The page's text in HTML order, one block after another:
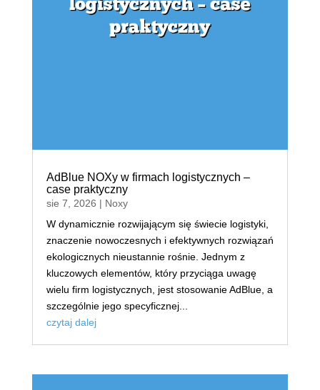
AdBlue NOXy w firmach logistycznych –
case praktyczny
sie 7, 2026 | Noxy
W dynamicznie rozwijającym się świecie logistyki,
znaczenie nowoczesnych i efektywnych rozwiązań
ekologicznych nieustannie rośnie. Jednym z
kluczowych elementów, który przyciąga uwagę
wielu firm logistycznych, jest stosowanie AdBlue, a
szczególnie jego specyficznej...
czytaj dalej